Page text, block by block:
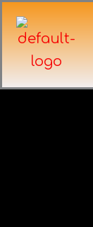
Skip
to
content